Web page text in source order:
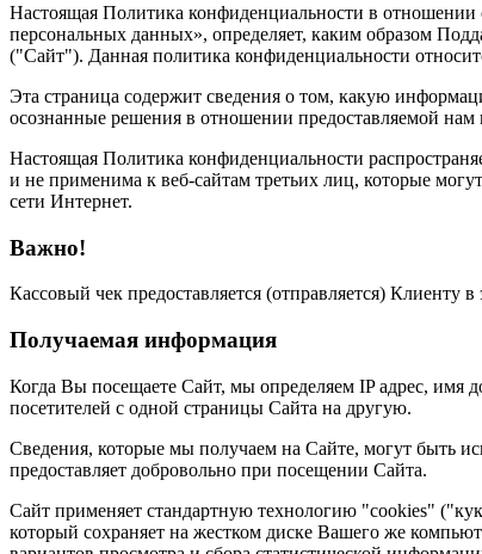
Настоящая Политика конфиденциальности в
персональных данных», определяет, каким образом
("Сайт"). Данная политика конфиденциальности
Эта страница содержит сведения о том, какую
осознанные решения в отношении предоставляемой
Настоящая Политика конфиденциальности
и не применима к веб-сайтам третьих лиц, которые
сети Интернет.
Важно!
Кассовый чек предоставляется (отправляется) Клиенту
Получаемая информация
Когда Вы посещаете Сайт, мы определяем IP адрес, имя
посетителей с одной страницы Сайта на другую.
Сведения, которые мы получаем на Сайте, могут быть
предоставляет добровольно при посещении Сайта.
Сайт применяет стандартную технологию "cookies"
который сохраняет на жестком диске Вашего же